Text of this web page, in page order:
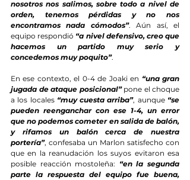
nosotros nos salimos, sobre todo a nivel de
orden, tenemos pérdidas y no nos
encontramos nada cómodos”. Aún así, el
equipo respondió “a nivel defensivo, creo que
hacemos un partido muy serio y
concedemos muy poquito”.
En ese contexto, el 0-4 de Joaki en “una gran
jugada de ataque posicional” pone el choque
a los locales “muy cuesta arriba”, aunque “se
pueden reenganchar con ese 1-4, un error
que no podemos cometer en salida de balón,
y rifamos un balón cerca de nuestra
portería”, confesaba un Marlon satisfecho con
que en la reanudación los suyos evitaron esa
posible reacción mostoleña: “en la segunda
parte la respuesta del equipo fue buena,